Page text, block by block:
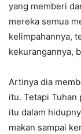
yang memberi
mereka semua
kelimpahannya,
kekurangannya,
Artinya dia
itu. Tetapi Tuhan
itu dalam
makan sampai